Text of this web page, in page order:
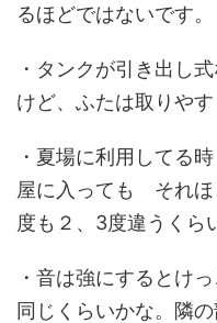
るほどではないです。
・タンクが引き出し
けど、ふたは取りや
・夏場に利用して
屋に入っても それほ
度も２、3度違うくら
・音は強にするとけ
同じくらいかな。隣